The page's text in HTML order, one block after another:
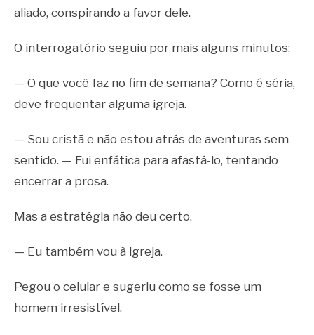
aliado, conspirando a favor dele.
O interrogatório seguiu por mais alguns minutos:
— O que você faz no fim de semana? Como é séria,
deve frequentar alguma igreja.
— Sou cristã e não estou atrás de aventuras sem
sentido. — Fui enfática para afastá-lo, tentando
encerrar a prosa.
Mas a estratégia não deu certo.
— Eu também vou à igreja.
Pegou o celular e sugeriu como se fosse um
homem irresistível.